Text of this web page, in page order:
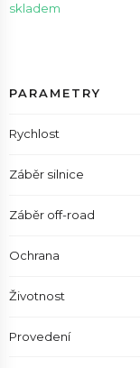
skladem
PARAMETRY
Rychlost
Záběr silnice
Záběr off-road
Ochrana
Životnost
Provedení